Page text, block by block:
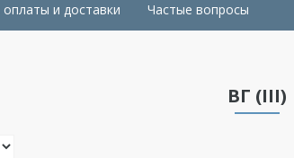
и доставки Частые вопросы
ВГ (III)